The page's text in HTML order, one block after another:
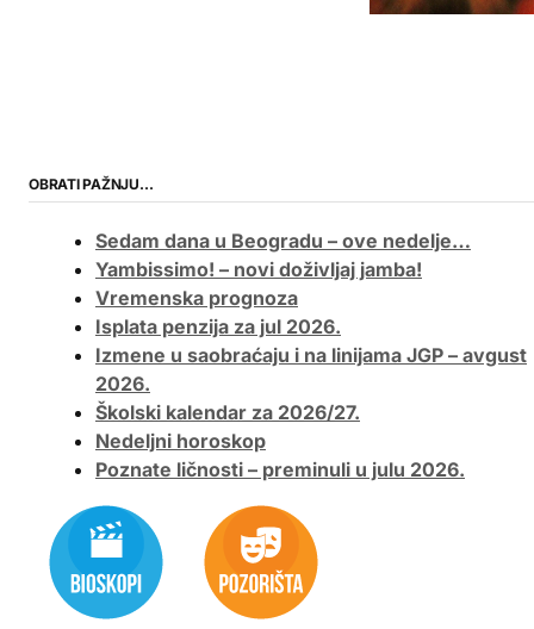
OBRATI PAŽNJU…
Sedam dana u Beogradu – ove nedelje…
Yambissimo! – novi doživljaj jamba!
Vremenska prognoza
Isplata penzija za jul 2026.
Izmene u saobraćaju i na linijama JGP – avgust
2026.
Školski kalendar za 2026/27.
Nedeljni horoskop
Poznate ličnosti – preminuli u julu 2026.